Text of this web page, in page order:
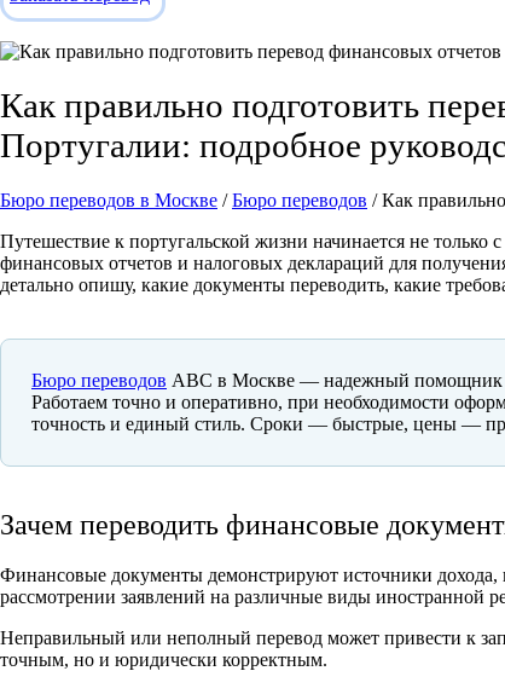
Как правильно подготовить
Португалии: подробное
Бюро переводов в Москве /Бюро переводов /Как
Путешествие к португальской жизни начинается не
финансовых отчетов и налоговых деклараций для
детально опишу, какие документы переводить, какие
Бюро переводов ABC в Москве — надежный помощник
Работаем точно и оперативно, при необходимости
точность и единый стиль. Сроки — быстрые, цены —
Зачем переводить финансовые
Финансовые документы демонстрируют источники дохода,
рассмотрении заявлений на различные виды иностранной
Неправильный или неполный перевод может привести к
точным, но и юридически корректным.